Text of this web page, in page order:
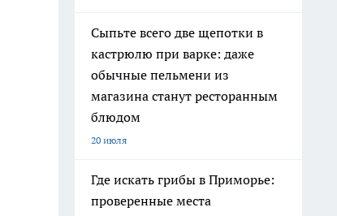
Сыпьте всего две щепотки в
кастрюлю при варке: даже
обычные пельмени из
магазина станут ресторанным
блюдом
20 июля
Где искать грибы в Приморье:
проверенные места